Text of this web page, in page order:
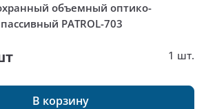
объемный оптико-
PATROL-703
1 шт.
В корзину